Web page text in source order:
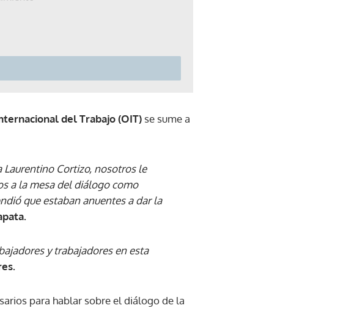
del Trabajo (OIT) se sume a
Laurentino Cortizo, nosotros le
a la mesa del diálogo como
que estaban anuentes a dar la
y trabajadores en esta
para hablar sobre el diálogo de la